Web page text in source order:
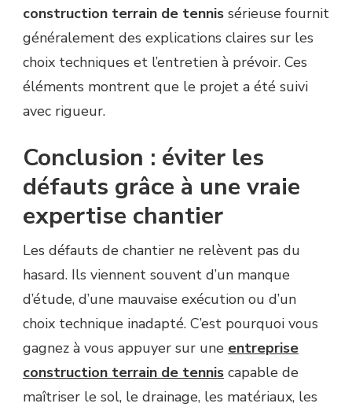
construction terrain de tennis sérieuse fournit
généralement des explications claires sur les
choix techniques et l’entretien à prévoir. Ces
éléments montrent que le projet a été suivi
avec rigueur.
Conclusion : éviter les
défauts grâce à une vraie
expertise chantier
Les défauts de chantier ne relèvent pas du
hasard. Ils viennent souvent d’un manque
d’étude, d’une mauvaise exécution ou d’un
choix technique inadapté. C’est pourquoi vous
gagnez à vous appuyer sur une entreprise
construction terrain de tennis capable de
maîtriser le sol, le drainage, les matériaux, les